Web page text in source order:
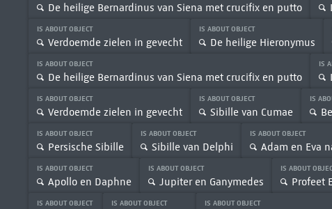
De heilige Bernardinus van Siena met crucifix en putto
IS ABOUT OBJECT
Verdoemde zielen in gevecht
IS ABOUT OBJECT
De heilige Hieronymus
IS ABOUT OBJECT
De heilige Bernardinus van Siena met crucifix en putto
IS
IS ABOUT OBJECT
Verdoemde zielen in gevecht
IS ABOUT OBJECT
Sibille van Cumae
IS
IS ABOUT OBJECT
Persische Sibille
IS ABOUT OBJECT
Sibille van Delphi
IS ABOUT OBJECT
Adam en Eva
IS ABOUT OBJECT
Apollo en Daphne
IS ABOUT OBJECT
Jupiter en Ganymedes
IS ABOUT
Profeet
IS ABOUT OBJECT IS ABOUT OBJECT IS ABOUT OBJECT